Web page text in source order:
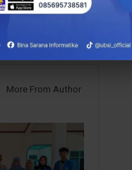
di Grand
More From Author